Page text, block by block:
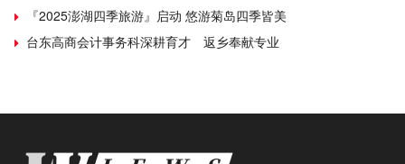
『2025澎湖四季旅游』启动 悠游菊岛四季皆美
台东高商会计事务科深耕育才 返乡奉献专业